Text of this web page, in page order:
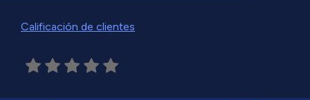
Calificación de clientes